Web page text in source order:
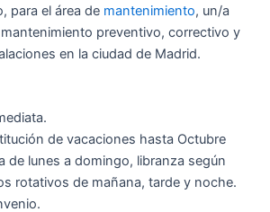
para el área de mantenimiento, un/a
preventivo, correctivo y
en la ciudad de Madrid.
de vacaciones hasta Octubre
de lunes a domingo, libranza según
rotativos de mañana, tarde y noche.